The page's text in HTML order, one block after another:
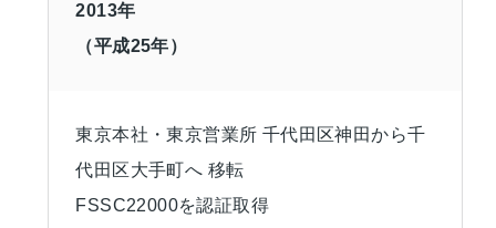
2013年
（平成25年）
東京本社・東京営業所 千代田区神田から千
代田区大手町へ 移転
FSSC22000を認証取得